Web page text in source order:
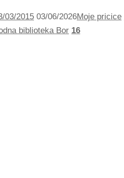
03/2015 03/06/2026Moje pricice
biblioteka Bor 16